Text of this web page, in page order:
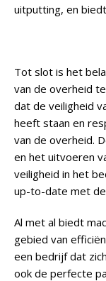
uitputting, en
Tot slot is het
van de overheid
dat de veiligheid
heeft staan en
van de overheid.
en het uitvoeren
veiligheid in het
up-to-date met
Al met al biedt
gebied van
een bedrijf dat
ook de perfecte